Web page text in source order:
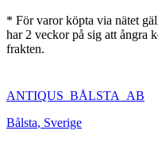
* För varor köpta via nätet
har 2 veckor på sig att ångra
frakten.
ANTIQUS_BÅLSTA_AB
Bålsta, Sverige